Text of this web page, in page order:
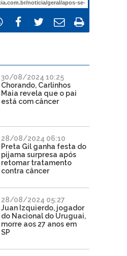
30/08/2024 10:25
Chorando, Carlinhos
Maia revela que o pai
está com câncer
28/08/2024 06:10
Preta Gil ganha festa do
pijama surpresa após
retomar tratamento
contra câncer
28/08/2024 05:27
Juan Izquierdo, jogador
do Nacional do Uruguai,
morre aos 27 anos em
SP